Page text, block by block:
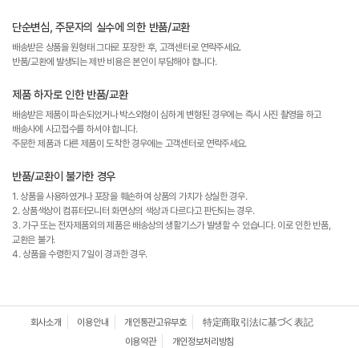
단순변심, 주문자의 실수에 의한 반품/교환
배송받은 상품을 원형태 그대로 포장한 후, 고객센터로 연락주세요.
반품/교환에 발생되는 제반 비용은 본인이 부담해야 합니다.
제품 하자로 인한 반품/교환
배송받은 제품이 파손되었거나 박스외형이 심하게 변형된 경우에는 즉시 사진 촬영을 하고
배송사에 사고접수를 하셔야 합니다.
주문한 제품과 다른 제품이 도착한 경우에는 고객센터로 연락주세요.
반품/교환이 불가한 경우
1. 상품을 사용하였거나 포장을 훼손하여 상품의 가치가 상실한 경우.
2. 상품색상이 컴퓨터모니터 화면상의 색상과 다르다고 판단되는 경우.
3. 가구 또는 전자제품외의 제품은 배송상의 생활기스가 발생할 수 있습니다. 이로 인한 반품,
교환은 불가.
4. 상품을 수령한지 7일이 경과한 경우.
회사소개 이용안내 개인통관고유부호
特定商取引法に基づく表記
이용약관
개인정보처리방침